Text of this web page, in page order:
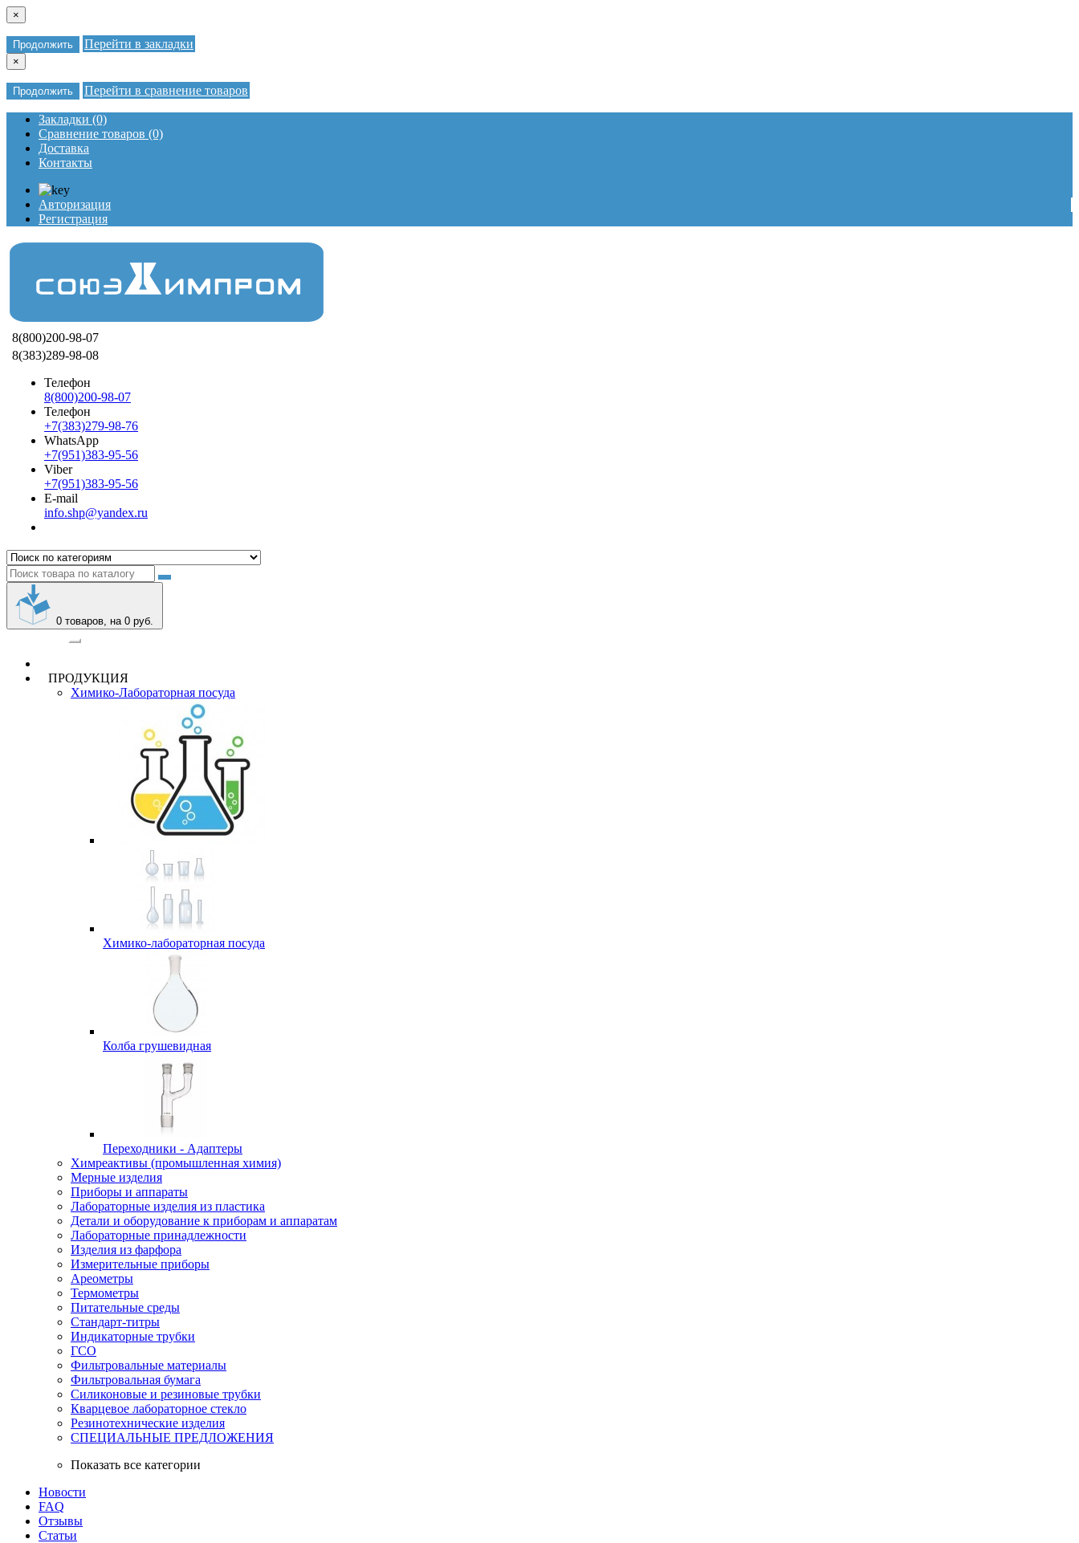
×
Продолжить Перейти в закладки
×
Продолжить Перейти в сравнение товаров
Закладки (0)
Сравнение товаров (0)
Доставка
Контакты
Авторизация
Регистрация
8(800)200-98-07
8(383)289-98-08
Телефон
8(800)200-98-07
Телефон
+7(383)279-98-76
WhatsApp
+7(951)383-95-56
Viber
+7(951)383-95-56
E-mail
info.shp@yandex.ru
0 товаров, на 0 руб.
ПРОДУКЦИЯ
Химико-Лабораторная посуда
Химико-лабораторная посуда
Колба грушевидная
Переходники - Адаптеры
Химреактивы (промышленная химия)
Мерные изделия
Приборы и аппараты
Лабораторные изделия из пластика
Детали и оборудование к приборам и аппаратам
Лабораторные принадлежности
Изделия из фарфора
Измерительные приборы
Ареометры
Термометры
Питательные среды
Стандарт-титры
Индикаторные трубки
ГСО
Фильтровальные материалы
Фильтровальная бумага
Силиконовые и резиновые трубки
Кварцевое лабораторное стекло
Резинотехнические изделия
СПЕЦИАЛЬНЫЕ ПРЕДЛОЖЕНИЯ
Показать все категории
Новости
FAQ
Отзывы
Статьи